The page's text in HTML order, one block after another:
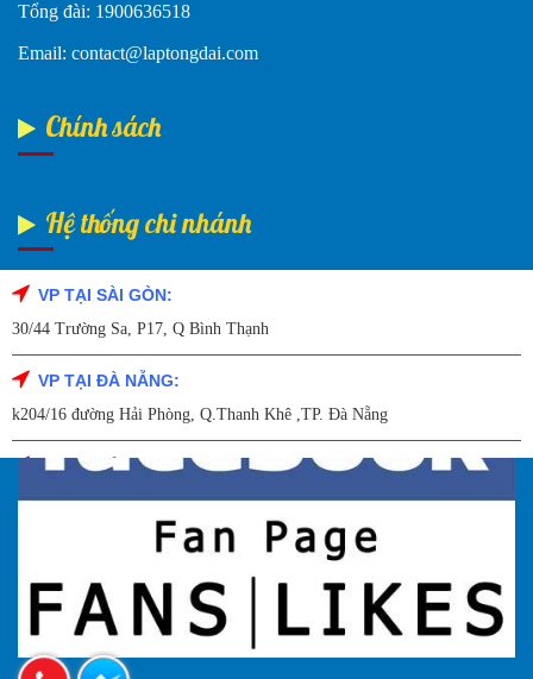
Tổng đài: 1900636518
Email: contact@laptongdai.com
Chính sách
Hệ thống chi nhánh
VP TẠI SÀI GÒN:
30/44 Trường Sa, P17, Q Bình Thạnh
VP TẠI ĐÀ NẴNG:
k204/16 đường Hải Phòng, Q.Thanh Khê ,TP. Đà Nẵng
VP TẠI HẢI DƯƠNG:
Số 9/14 – P.Tứ Thông – TP Hải Dương
VP TẠI HẢI PHÒNG:
227 Đường Hải Triều , P. Quán Toan , Q. Hồng Bàng , Tp Hải Phòng
VP TẠI HÀ NỘI
27A Trần Hưng đạo – Q.Hoàn Kiếm – TP Hà Nội
Fanpage Facebook